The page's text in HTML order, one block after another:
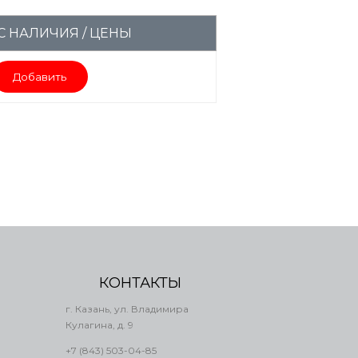
НАЛИЧИЯ / ЦЕНЫ
Добавить
КОНТАКТЫ
г. Казань, ул. Владимира
Кулагина, д. 9
+7 (843) 503-04-85